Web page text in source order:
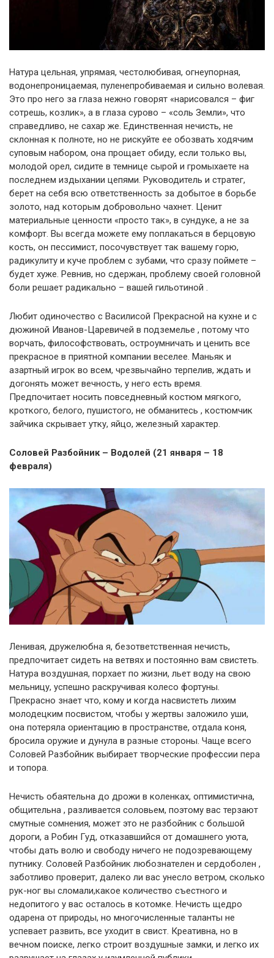
Натура цельная, упрямая, честолюбивая, огнеупорная,
водонепроницаемая, пуленепробиваемая и сильно волевая.
Это про него за глаза нежно говорят «нарисовался – фиг
сотрешь, козлик», а в глаза сурово – «соль Земли», что
справедливо, не сахар же. Единственная нечисть, не
склонная к полноте, но не рискуйте ее обозвать ходячим
суповым набором, она прощает обиду, если только вы,
молодой орел, сидите в темнице сырой и громыхаете на
последнем издыхании цепями. Руководитель и стратег,
берет на себя всю ответственность за добытое в борьбе
золото, над которым добровольно чахнет. Ценит
материальные ценности «просто так», в сундуке, а не за
комфорт. Вы всегда можете ему поплакаться в берцовую
кость, он пессимист, посочувствует так вашему горю,
радикулиту и куче проблем с зубами, что сразу поймете –
будет хуже. Ревнив, но сдержан, проблему своей головной
боли решает радикально – вашей гильотиной .
Любит одиночество с Василисой Прекрасной на кухне и с
дюжиной Иванов-Царевичей в подземелье , потому что
ворчать, философствовать, остроумничать и ценить все
прекрасное в приятной компании веселее. Маньяк и
азартный игрок во всем, чрезвычайно терпелив, ждать и
догонять может вечность, у него есть время.
Предпочитает носить повседневный костюм мягкого,
кроткого, белого, пушистого, не обманитесь , костюмчик
зайчика скрывает утку, яйцо, железный характер.
Соловей Разбойник – Водолей (21 января – 18
февраля)
Ленивая, дружелюбна я, безответственная нечисть,
предпочитает сидеть на ветвях и постоянно вам свистеть.
Натура воздушная, порхает по жизни, льет воду на свою
мельницу, успешно раскручивая колесо фортуны.
Прекрасно знает что, кому и когда насвистеть лихим
молодецким посвистом, чтобы у жертвы заложило уши,
она потеряла ориентацию в пространстве, отдала коня,
бросила оружие и дунула в разные стороны. Чаще всего
Соловей Разбойник выбирает творческие профессии пера
и топора.
Нечисть обаятельна до дрожи в коленках, оптимистична,
общительна , разливается соловьем, поэтому вас терзают
смутные сомнения, может это не разбойник с большой
дороги, а Робин Гуд, отказавшийся от домашнего уюта,
чтобы дать волю и свободу ничего не подозревающему
путнику. Соловей Разбойник любознателен и сердоболен ,
заботливо проверит, далеко ли вас унесло ветром, сколько
рук-ног вы сломали,какое количество съестного и
недопитого у вас осталось в котомке. Нечисть щедро
одарена от природы, но многочисленные таланты не
успевает развить, все уходит в свист. Креативна, но в
вечном поиске, легко строит воздушные замки, и легко их